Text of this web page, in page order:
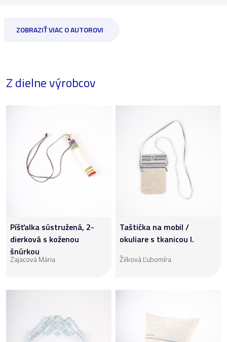
ZOBRAZIŤ VIAC O AUTOROVI
Z dielne výrobcov
Píšťalka sústružená, 2-
dierková s koženou
šnúrkou
Zajacová Mária
Taštička na mobil /
okuliare s tkanicou I.
Žilková Ľubomíra